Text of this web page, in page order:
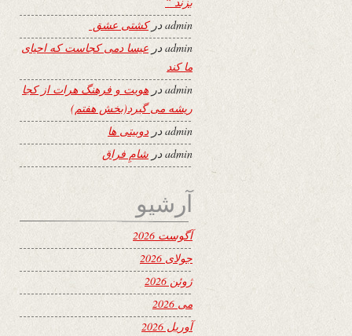
adminدرکشتی عشق
adminدر عیسا دمی کجاست که احیای
ما کند
adminدر هویت و فرهنگ هرات از کجا
ریشه می گیرد(بخش هفتم)
adminدردوبیتی ها
admin در شامِ فراق
آرشیو
آگوست 2026
جولای 2026
ژوئن 2026
می 2026
آوریل 2026